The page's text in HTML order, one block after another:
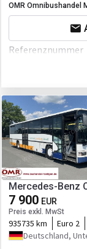
Fahrgestell/
Klimaanlage
Standheizung
Tempomat
Zusätzlich
Scheckheft
OMR Omnibushandel
Referenznummer
Gesamtgewicht
Länge
Breite
Höhe
Farbe
Motor/Antrieb
Kraftstoffart
Hubraum
Mercedes-Benz
7 900 EUR
Preis exkl. MwSt
935735 km Euro 2
Deutschland,